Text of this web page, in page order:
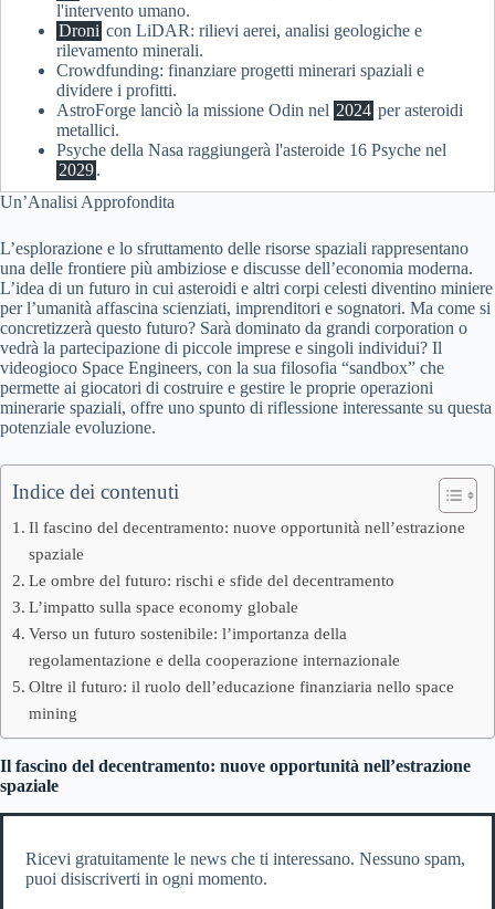
l'intervento umano.
Droni con LiDAR: rilievi aerei, analisi geologiche e
rilevamento minerali.
Crowdfunding: finanziare progetti minerari spaziali e
dividere i profitti.
AstroForge lanciò la missione Odin nel 2024 per asteroidi
metallici.
Psyche della Nasa raggiungerà l'asteroide 16 Psyche nel
2029.
Un’Analisi Approfondita
L’esplorazione e lo sfruttamento delle risorse spaziali rappresentano
una delle frontiere più ambiziose e discusse dell’economia moderna.
L’idea di un futuro in cui asteroidi e altri corpi celesti diventino miniere
per l’umanità affascina scienziati, imprenditori e sognatori. Ma come si
concretizzerà questo futuro? Sarà dominato da grandi corporation o
vedrà la partecipazione di piccole imprese e singoli individui? Il
videogioco Space Engineers, con la sua filosofia “sandbox” che
permette ai giocatori di costruire e gestire le proprie operazioni
minerarie spaziali, offre uno spunto di riflessione interessante su questa
potenziale evoluzione.
Indice dei contenuti
Il fascino del decentramento: nuove opportunità nell’estrazione
spaziale
Le ombre del futuro: rischi e sfide del decentramento
L’impatto sulla space economy globale
Verso un futuro sostenibile: l’importanza della
regolamentazione e della cooperazione internazionale
Oltre il futuro: il ruolo dell’educazione finanziaria nello space
mining
Il fascino del decentramento: nuove opportunità nell’estrazione
spaziale
Ricevi gratuitamente le news che ti interessano. Nessuno spam,
puoi disiscriverti in ogni momento.